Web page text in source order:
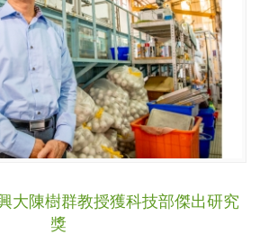
大陳樹群教授獲科技部傑出研究
獎